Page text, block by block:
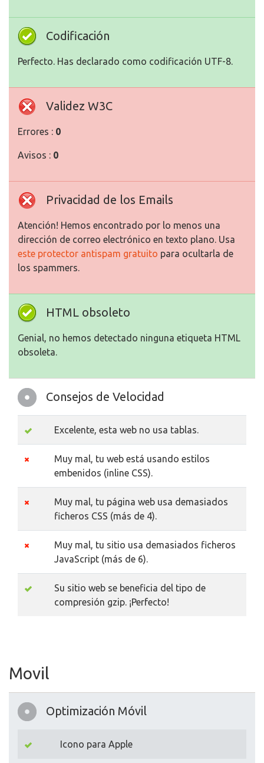
Codificación
Perfecto. Has declarado como codificación UTF-8.
Validez W3C
Errores : 0
Avisos : 0
Privacidad de los Emails
Atención! Hemos encontrado por lo menos una
dirección de correo electrónico en texto plano. Usa
este protector antispam gratuito para ocultarla de
los spammers.
HTML obsoleto
Genial, no hemos detectado ninguna etiqueta HTML
obsoleta.
Consejos de Velocidad
Excelente, esta web no usa tablas.
Muy mal, tu web está usando estilos
embenidos (inline CSS).
Muy mal, tu página web usa demasiados
ficheros CSS (más de 4).
Muy mal, tu sitio usa demasiados ficheros
JavaScript (más de 6).
Su sitio web se beneficia del tipo de
compresión gzip. ¡Perfecto!
Movil
Optimización Móvil
Icono para Apple